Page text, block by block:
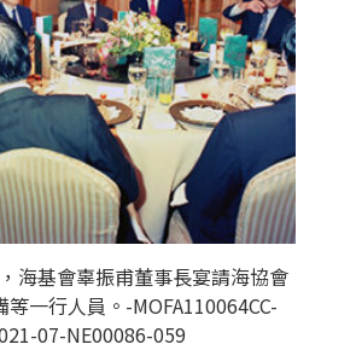
海基會辜振甫董事長宴請海協會
等一行人員。-MOFA110064CC-
07-NE00086-059